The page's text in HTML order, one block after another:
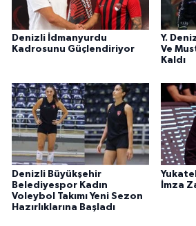
Denizli İdmanyurdu
Kadrosunu Güçlendiriyor
Y.
Ve
Kaldı
Denizli Büyükşehir
Belediyespor Kadın
Voleybol Takımı Yeni Sezon
Hazırlıklarına Başladı
İmza